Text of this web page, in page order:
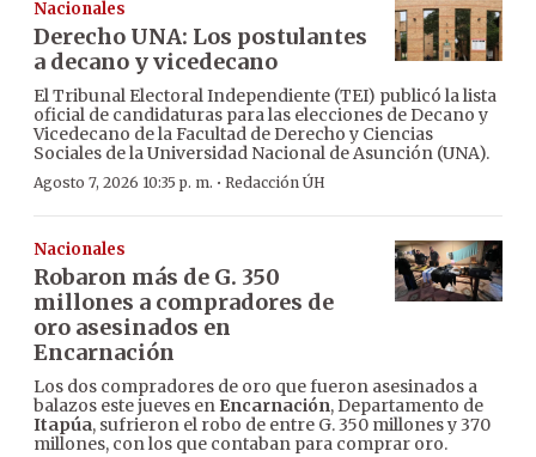
Nacionales
Derecho UNA: Los postulantes
a decano y vicedecano
El Tribunal Electoral Independiente (TEI) publicó la lista
oficial de candidaturas para las elecciones de Decano y
Vicedecano de la Facultad de Derecho y Ciencias
Sociales de la Universidad Nacional de Asunción (UNA).
Agosto 7, 2026 10:35 p. m. · Redacción ÚH
Nacionales
Robaron más de G. 350
millones a compradores de
oro asesinados en
Encarnación
Los dos compradores de oro que fueron asesinados a
balazos este jueves en Encarnación, Departamento de
Itapúa, sufrieron el robo de entre G. 350 millones y 370
millones, con los que contaban para comprar oro.